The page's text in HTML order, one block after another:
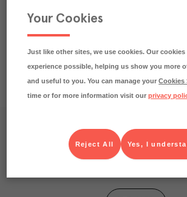
Beskrivning
Våra kundtidningar
Läs inspirerande reportage,
Your Cookies
Just like other sites, we use cookies. Our
experience possible, helping us show you more
and useful to you. You can manage yourCookies
time or for more information visit ourprivacy
Yes, I
Reject All